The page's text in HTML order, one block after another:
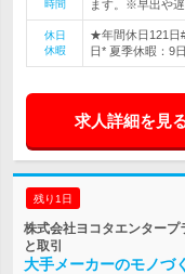
時間
ます。※早出や
休日
休暇
★年間休日121日
日* 夏季休暇：9
求人詳細を見
残り1日
株式会社ヨコタエンター
と取引
大手メーカーのモノづ